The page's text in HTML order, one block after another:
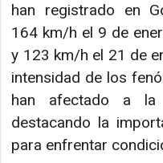
han registrado en
164 km/h el 9 de
y 123 km/h el 21 de
intensidad de los
han afectado a la
destacando la
para enfrentar